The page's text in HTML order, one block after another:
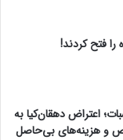
فتح کردند!
اعتراض دهقان‌کیا به
و هزینه‌های بی‌حاصل